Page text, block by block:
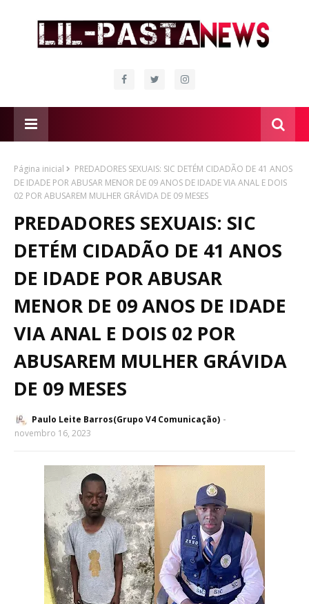
Página inicial
PREDADORES SEXUAIS: SIC DETÉM CIDADÃO DE 41 ANOS
DE IDADE POR ABUSAR MENOR DE 09 ANOS DE IDADE VIA ANAL E DOIS
02 POR ABUSAREM MULHER GRÁVIDA DE 09 MESES
PREDADORES SEXUAIS: SIC
DETÉM CIDADÃO DE 41 ANOS
DE IDADE POR ABUSAR
MENOR DE 09 ANOS DE IDADE
VIA ANAL E DOIS 02 POR
ABUSAREM MULHER GRÁVIDA
DE 09 MESES
Paulo Leite Barros(Grupo V4 Comunicação)
novembro 16, 2023